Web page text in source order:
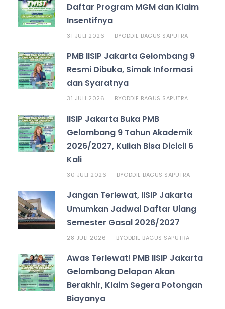
Daftar Program MGM dan Klaim
Insentifnya
31 JULI 2026 BYODDIE BAGUS SAPUTRA
PMB IISIP Jakarta Gelombang 9
Resmi Dibuka, Simak Informasi
dan Syaratnya
31 JULI 2026 BYODDIE BAGUS SAPUTRA
IISIP Jakarta Buka PMB
Gelombang 9 Tahun Akademik
2026/2027, Kuliah Bisa Dicicil 6
Kali
30 JULI 2026 BYODDIE BAGUS SAPUTRA
Jangan Terlewat, IISIP Jakarta
Umumkan Jadwal Daftar Ulang
Semester Gasal 2026/2027
28 JULI 2026 BYODDIE BAGUS SAPUTRA
Awas Terlewat! PMB IISIP Jakarta
Gelombang Delapan Akan
Berakhir, Klaim Segera Potongan
Biayanya